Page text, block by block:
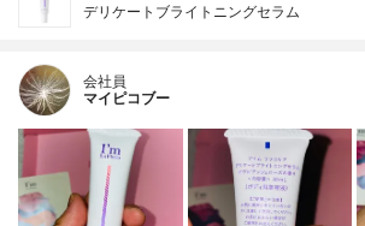
デリケートブライトニングセラム
会社員
マイピコブー